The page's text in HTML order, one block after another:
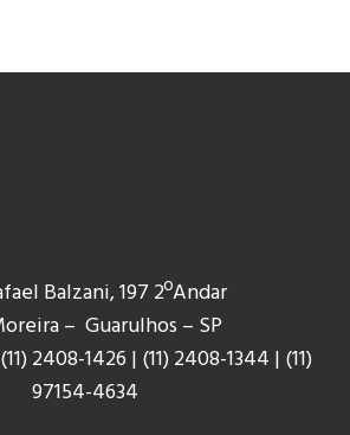
Balzani, 197 2ºAndar
– Guarulhos – SP
(11) 2408-1426 | (11) 2408-1344 | (11)
97154-4634